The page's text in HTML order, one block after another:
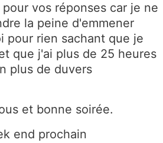
vos réponses car je ne
la peine d'emmener
pour rien sachant que je
que j'ai plus de 25 heures
plus de duvers
et bonne soirée.
end prochain